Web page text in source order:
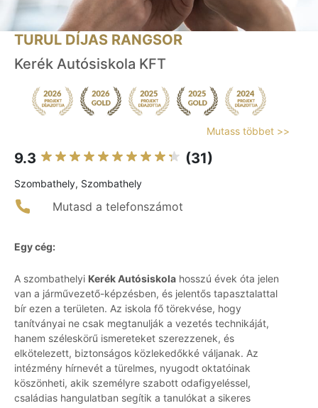
TURUL DÍJAS RANGSOR
Kerék Autósiskola KFT
Mutass többet >>
9.3 (31)
Szombathely, Szombathely
Mutasd a telefonszámot
Egy cég:
A szombathelyi Kerék Autósiskola hosszú évek óta jelen
van a járművezető-képzésben, és jelentős tapasztalattal
bír ezen a területen. Az iskola fő törekvése, hogy
tanítványai ne csak megtanulják a vezetés technikáját,
hanem széleskörű ismereteket szerezzenek, és
elkötelezett, biztonságos közlekedőkké váljanak. Az
intézmény hírnevét a türelmes, nyugodt oktatóinak
köszönheti, akik személyre szabott odafigyeléssel,
családias hangulatban segítik a tanulókat a sikeres